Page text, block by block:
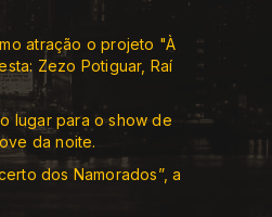
atração o projeto "À
Zezo Potiguar, Raí
lugar para o show de
da noite.
dos Namorados”, a